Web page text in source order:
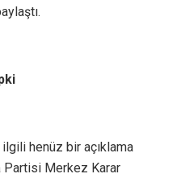
henüz bir açıklama
Partisi Merkez Karar